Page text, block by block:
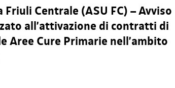
Centrale (ASU FC) – Avviso
all’attivazione di contratti di
Aree Cure Primarie nell’ambito